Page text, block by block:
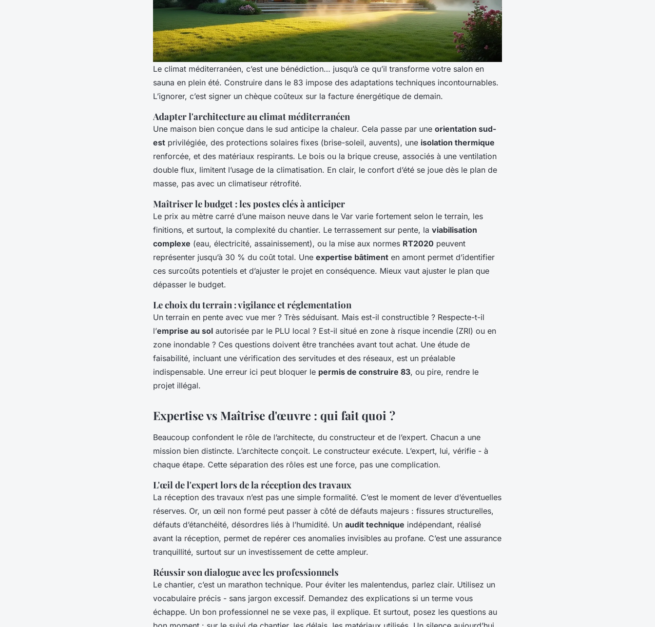
Le climat méditerranéen, c’est une bénédiction… jusqu’à ce qu’il transforme votre salon en
sauna en plein été. Construire dans le 83 impose des adaptations techniques incontournables.
L’ignorer, c’est signer un chèque coûteux sur la facture énergétique de demain.
Adapter l'architecture au climat méditerranéen
Une maison bien conçue dans le sud anticipe la chaleur. Cela passe par une orientation sud-
est privilégiée, des protections solaires fixes (brise-soleil, auvents), une isolation thermique
renforcée, et des matériaux respirants. Le bois ou la brique creuse, associés à une ventilation
double flux, limitent l’usage de la climatisation. En clair, le confort d’été se joue dès le plan de
masse, pas avec un climatiseur rétrofité.
Maîtriser le budget : les postes clés à anticiper
Le prix au mètre carré d’une maison neuve dans le Var varie fortement selon le terrain, les
finitions, et surtout, la complexité du chantier. Le terrassement sur pente, la viabilisation
complexe (eau, électricité, assainissement), ou la mise aux normes RT2020 peuvent
représenter jusqu’à 30 % du coût total. Une expertise bâtiment en amont permet d’identifier
ces surcoûts potentiels et d’ajuster le projet en conséquence. Mieux vaut ajuster le plan que
dépasser le budget.
Le choix du terrain : vigilance et réglementation
Un terrain en pente avec vue mer ? Très séduisant. Mais est-il constructible ? Respecte-t-il
l’emprise au sol autorisée par le PLU local ? Est-il situé en zone à risque incendie (ZRI) ou en
zone inondable ? Ces questions doivent être tranchées avant tout achat. Une étude de
faisabilité, incluant une vérification des servitudes et des réseaux, est un préalable
indispensable. Une erreur ici peut bloquer le permis de construire 83, ou pire, rendre le
projet illégal.
Expertise vs Maîtrise d'œuvre : qui fait quoi ?
Beaucoup confondent le rôle de l’architecte, du constructeur et de l’expert. Chacun a une
mission bien distincte. L’architecte conçoit. Le constructeur exécute. L’expert, lui, vérifie - à
chaque étape. Cette séparation des rôles est une force, pas une complication.
L'œil de l'expert lors de la réception des travaux
La réception des travaux n’est pas une simple formalité. C’est le moment de lever d’éventuelles
réserves. Or, un œil non formé peut passer à côté de défauts majeurs : fissures structurelles,
défauts d’étanchéité, désordres liés à l’humidité. Un audit technique indépendant, réalisé
avant la réception, permet de repérer ces anomalies invisibles au profane. C’est une assurance
tranquillité, surtout sur un investissement de cette ampleur.
Réussir son dialogue avec les professionnels
Le chantier, c’est un marathon technique. Pour éviter les malentendus, parlez clair. Utilisez un
vocabulaire précis - sans jargon excessif. Demandez des explications si un terme vous
échappe. Un bon professionnel ne se vexe pas, il explique. Et surtout, posez les questions au